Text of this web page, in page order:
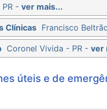
- ver mais...
Clínicas Francisco
Coronel Vivida - PR - ver
úteis e de